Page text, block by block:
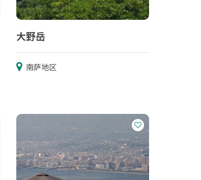
大野岳
南萨地区